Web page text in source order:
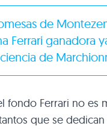
de
Ferrari ganadora
de
fondo Ferrari no es
que se